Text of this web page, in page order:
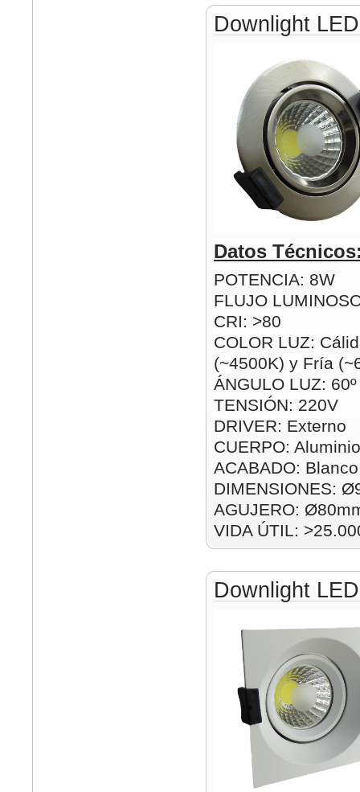
Downlight
Datos
POTENCIA: 8W
FLUJO
CRI: >80
COLOR LUZ:
(~4500K) y Fría
ÁNGULO LUZ: 60º
TENSIÓN: 220V
DRIVER: Externo
CUERPO: Aluminio
ACABADO:
DIMENSIONES:
AGUJERO:
VIDA ÚTIL:
Downlight